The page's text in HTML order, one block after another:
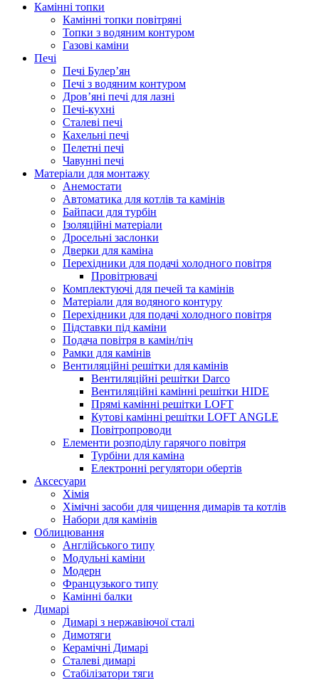
Камінні топки
Камінні топки повітряні
Топки з водяним контуром
Газові каміни
Печі
Печі Булер’ян
Печі з водяним контуром
Дров’яні печі для лазні
Печі-кухні
Сталеві печі
Кахельні печі
Пелетні печі
Чавунні печі
Матеріали для монтажу
Анемостати
Автоматика для котлів та камінів
Байпаси для турбін
Ізоляційні матеріали
Дросельні заслонки
Дверки для каміна
Перехідники для подачі холодного повітря
Провітрювачі
Комплектуючі для печей та камінів
Матеріали для водяного контуру
Перехідники для подачі холодного повітря
Підставки під каміни
Подача повітря в камін/піч
Рамки для камінів
Вентиляційні решітки для камінів
Вентиляційні решітки Darco
Вентиляційні камінні решітки HIDE
Прямі камінні решітки LOFT
Кутові камінні решітки LOFT ANGLE
Повітропроводи
Елементи розподілу гарячого повітря
Турбіни для каміна
Електронні регулятори обертів
Аксесуари
Хімія
Хімічні засоби для чищення димарів та котлів
Набори для камінів
Облицювання
Англійського типу
Модульні каміни
Модерн
Французького типу
Камінні балки
Димарі
Димарі з нержавіючої сталі
Димотяги
Керамічні Димарі
Сталеві димарі
Стабілізатори тяги